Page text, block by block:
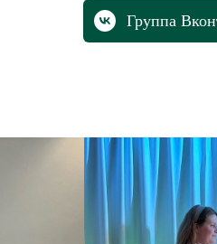
Группа